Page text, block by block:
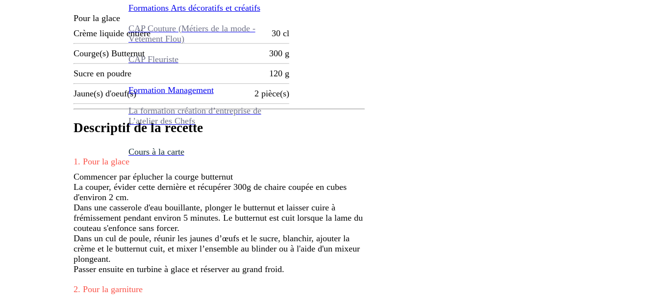
Formations Arts décoratifs et créatifs
CAP Couture (Métiers de la mode -
Vêtement Flou)
CAP Fleuriste
Formation Management
La formation création d’entreprise de
L’atelier des Chefs
Cours à la carte
Pour la glace
Crème liquide entière
30 cl
Courge(s) Butternut 300 g
Sucre en poudre 120 g
Jaune(s) d'oeuf(s) 2 pièce(s)
Descriptif de la recette
1 . Pour la glace
Commencer par éplucher la courge butternut
La couper, évider cette dernière et récupérer 300g de chaire coupée en cubes
d'environ 2 cm.
Dans une casserole d'eau bouillante, plonger le butternut et laisser cuire à
frémissement pendant environ 5 minutes. Le butternut est cuit lorsque la lame du
couteau s'enfonce sans forcer.
Dans un cul de poule, réunir les jaunes d’œufs et le sucre, blanchir, ajouter la
crème et le butternut cuit, et mixer l’ensemble au blinder ou à l'aide d'un mixeur
plongeant.
Passer ensuite en turbine à glace et réserver au grand froid.
2. Pour la garniture